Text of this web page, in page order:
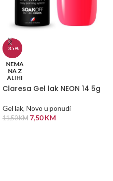
-35%
NEMA
NA Z
ALIHI
Claresa Gel lak NEON 14 5g
Gel lak, Novo u ponudi
11,50KM 7,50KM